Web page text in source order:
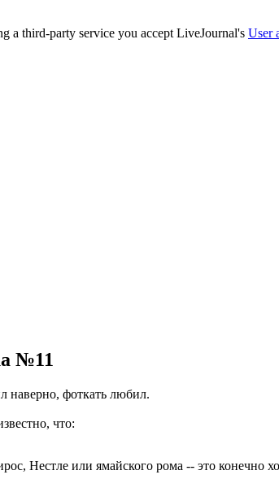
a third-party service you accept LiveJournal's User
№11
фоткать любил.
что:
Нестле или ямайского рома -- это конечно